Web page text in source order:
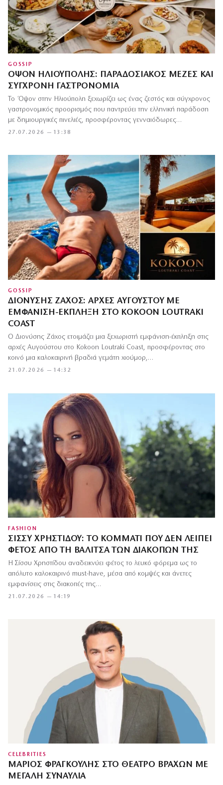
GOSSIP
ΌΨΟΝ ΗΛΙΟΎΠΟΛΗΣ: ΠΑΡΑΔΟΣΙΑΚΌΣ ΜΕΖΈΣ ΚΑΙ
ΣΎΓΧΡΟΝΗ ΓΑΣΤΡΟΝΟΜΊΑ
27.07.2026 — 13:38
Το Όψον στην Ηλιούπολη ξεχωρίζει ως ένας ζεστός και σύγχρονος
γαστρονομικός προορισμός που παντρεύει την ελληνική παράδοση
με δημιουργικές πινελιές, προσφέροντας γενναιόδωρες…
GOSSIP
ΔΙΟΝΎΣΗΣ ΖΆΧΟΣ: ΑΡΧΈΣ ΑΥΓΟΎΣΤΟΥ ΜΕ
ΕΜΦΆΝΙΣΗ-ΈΚΠΛΗΞΗ ΣΤΟ KOKOON LOUTRAKI
COAST
21.07.2026 — 14:32
Ο Διονύσης Ζάχος ετοιμάζει μια ξεχωριστή εμφάνιση-έκπληξη στις
αρχές Αυγούστου στο Kokoon Loutraki Coast, προσφέροντας στο
κοινό μια καλοκαιρινή βραδιά γεμάτη χιούμορ,…
FASHION
ΣΊΣΣΥ ΧΡΗΣΤΊΔΟΥ: ΤΟ ΚΟΜΜΆΤΙ ΠΟΥ ΔΕΝ ΛΕΊΠΕΙ
ΦΈΤΟΣ ΑΠΌ ΤΗ ΒΑΛΊΤΣΑ ΤΩΝ ΔΙΑΚΟΠΏΝ ΤΗΣ
21.07.2026 — 14:19
Η Σίσσυ Χρηστίδου αναδεικνύει φέτος το λευκό φόρεμα ως το
απόλυτο καλοκαιρινό must-have, μέσα από κομψές και άνετες
εμφανίσεις στις διακοπές της…
CELEBRITIES
ΜΆΡΙΟΣ ΦΡΑΓΚΟΎΛΗΣ ΣΤΟ ΘΈΑΤΡΟ ΒΡΆΧΩΝ ΜΕ
ΜΕΓΆΛΗ ΣΥΝΑΥΛΊΑ